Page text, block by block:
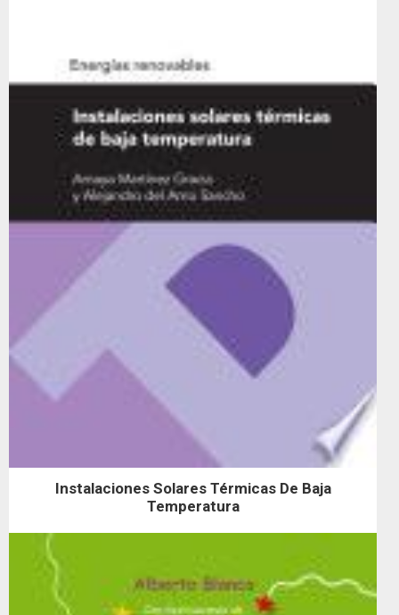
Instalaciones Solares Térmicas De Baja
Temperatura